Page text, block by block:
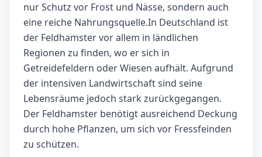
nur Schutz vor Frost und Nässe, sondern auch
eine reiche Nahrungsquelle.In Deutschland ist
der Feldhamster vor allem in ländlichen
Regionen zu finden, wo er sich in
Getreidefeldern oder Wiesen aufhält. Aufgrund
der intensiven Landwirtschaft sind seine
Lebensräume jedoch stark zurückgegangen.
Der Feldhamster benötigt ausreichend Deckung
durch hohe Pflanzen, um sich vor Fressfeinden
zu schützen.